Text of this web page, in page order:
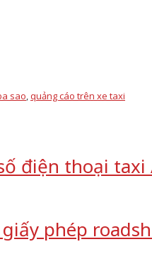
sao,quảng cáo trên xe taxi
điện thoại
giấy phép